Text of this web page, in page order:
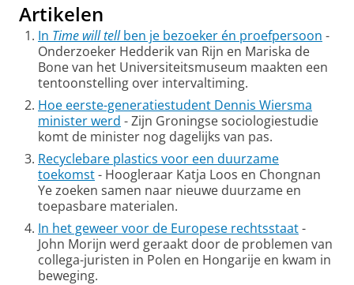
Artikelen
In Time will tellben je bezoeker én proefpersoon -
Onderzoeker Hedderik van Rijn en Mariska de
Bone van het Universiteitsmuseum maakten een
tentoonstelling over intervaltiming.
Hoe eerste-generatiestudent Dennis Wiersma
minister werd - Zijn Groningse sociologiestudie
komt de minister nog dagelijks van pas.
Recyclebare plastics voor een duurzame
toekomst- Hoogleraar Katja Loos en Chongnan
Ye zoeken samen naar nieuwe duurzame en
toepasbare materialen.
In het geweer voor de Europese rechtsstaat-
John Morijn werd geraakt door de problemen van
collega-juristen in Polen en Hongarije en kwam in
beweging.